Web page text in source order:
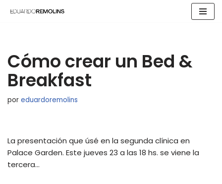
Cómo crear un Bed &
Breakfast
por eduardoremolins
La presentación que úsé en la segunda clínica en
Palace Garden. Este jueves 23 a las 18 hs. se viene la
tercera…